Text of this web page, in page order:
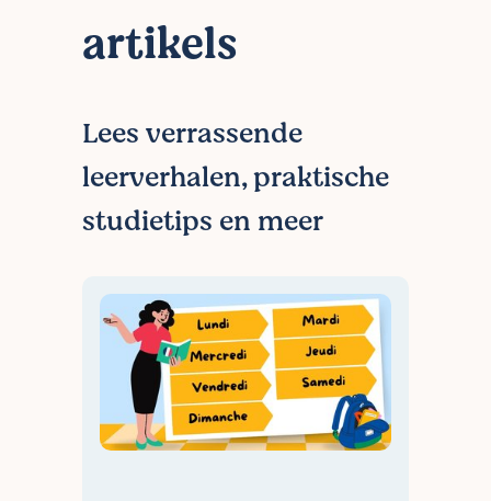
je een aanvraag indient via de site, kijken
wij vrijblijvend welke docent taken in
artikels
Lees verrassende
leerverhalen, praktische
studietips en meer